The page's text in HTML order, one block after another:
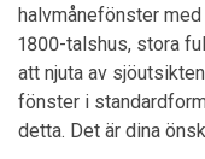
halvmånefönster
1800-talshus, stora
att njuta av
fönster i
detta. Det är dina